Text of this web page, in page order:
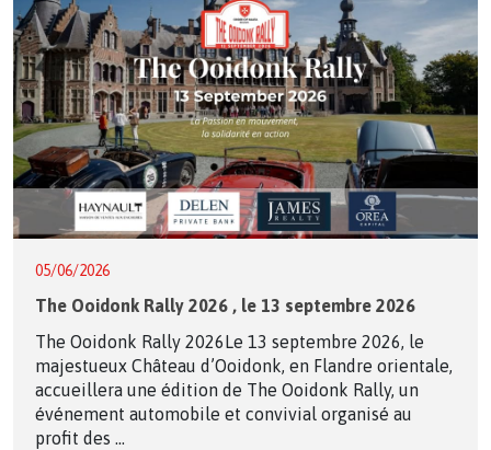
05/06/2026
The Ooidonk Rally 2026 , le 13 septembre 2026
The Ooidonk Rally 2026Le 13 septembre 2026, le
majestueux Château d’Ooidonk, en Flandre orientale,
accueillera une édition de The Ooidonk Rally, un
événement automobile et convivial organisé au
profit des ...